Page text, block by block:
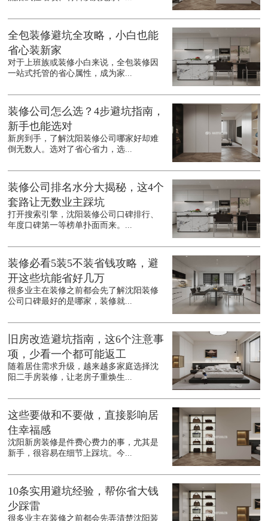
全包装修避坑全攻略，小白也能
省心装新家
对于上班族或装修小白来说，全包装修因
一站式托管的省心属性，成为家...
装修公司怎么选？4步避坑指南，
新手也能选对
新房到手，了解沈阳装修公司哪家好却难
倒无数人。选对了省心省力，选...
装修公司排名水分大揭秘，这4个
套路让无数业主踩坑
打开搜索引擎，沈阳装修公司口碑排行、
年度口碑第一等榜单扑面而来。...
装修必看5装5不装省钱攻略，避
开这些坑能省好几万
很多业主在装修之前都会先了解沈阳装修
公司口碑最好的是哪家，装修就...
旧房改造避坑指南，这6个注意事
项，少看一个都可能返工
随着居住需求升级，越来越多家庭选择沈
阳二手房装修，让老房子重焕生...
这些要做和不要做，直接影响居
住幸福感
沈阳新房装修是件费心费力的事，尤其是
新手，很容易在细节上踩坑。今...
10条实用避坑经验，帮你省大钱
少踩雷
很多业主在装修之前都会先弄清楚沈阳装